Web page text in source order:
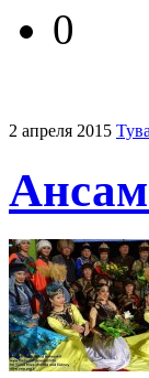
0
2 апреля 2015 Тува